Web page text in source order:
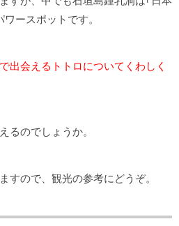
ースポットです。
出会えるトトロについてくわしく
るのでしょうか。
すので、観光の参考にどうぞ。